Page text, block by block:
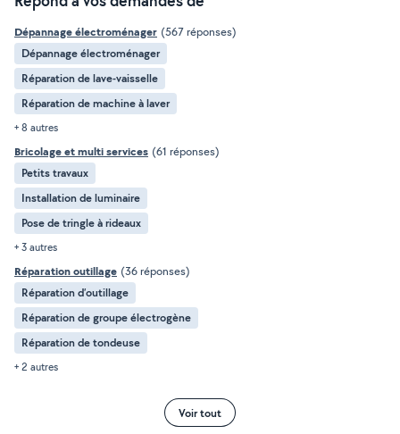
Dépannage électroménager (567 réponses)
Dépannage électroménager
Réparation de lave-vaisselle
Réparation de machine à laver
+ 8 autres
Bricolage et multi services (61 réponses)
Petits travaux
Installation de luminaire
Pose de tringle à rideaux
+ 3 autres
Réparation outillage (36 réponses)
Réparation d’outillage
Réparation de groupe électrogène
Réparation de tondeuse
+ 2 autres
Voir tout